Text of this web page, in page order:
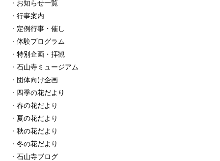
お知らせ一覧
行事案内
定例行事・催し
体験プログラム
特別企画・拝観
石山寺ミュージアム
団体向け企画
四季の花だより
春の花だより
夏の花だより
秋の花だより
冬の花だより
石山寺ブログ